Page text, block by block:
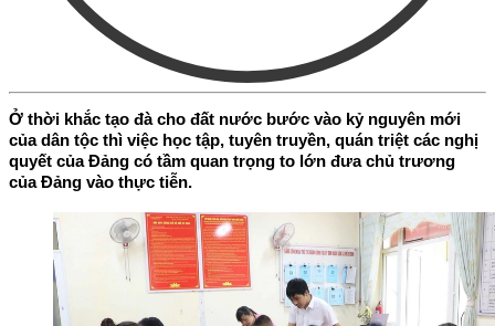
Ở thời khắc tạo đà cho đất nước bước vào kỷ nguyên mới
của dân tộc thì việc học tập, tuyên truyền, quán triệt các nghị
quyết của Đảng có tầm quan trọng to lớn đưa chủ trương
của Đảng vào thực tiễn.